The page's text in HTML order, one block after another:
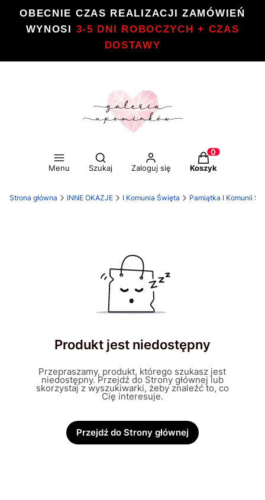
OBECNIE CZAS REALIZACJI ZAMÓWIEŃ
WYNOSI 3-5 DNI ROBOCZYCH + CZAS
DOSTAWY
Menu
Otwórz wyszukiwarkę
Szukaj Zaloguj się
Produkty w
Koszyk
Strona główna INNE OKAZJE I Komunia Święta Pamiątka I Komunii
Produkt jest niedostępny
Przepraszamy, produkt, którego szukasz jest
niedostępny. Przejdź do Strony głównej lub
skorzystaj z wyszukiwarki, żeby znaleźć to, co
Cię interesuje.
Przejdź do Strony głównej